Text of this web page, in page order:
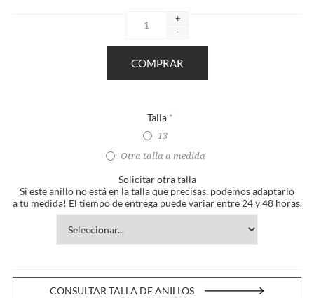
+
-
Talla *
13
Otra talla a medida
Solicitar otra talla
Si este anillo no está en la talla que precisas, podemos adaptarlo
a tu medida! El tiempo de entrega puede variar entre 24 y 48 horas.
CONSULTAR TALLA DE ANILLOS